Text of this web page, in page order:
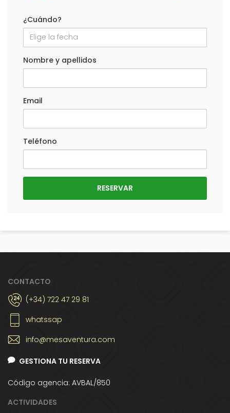
¿Cuándo?
Nombre y apellidos
Email
Teléfono
CONTACTO
(+34) 722 47 29 81
whatssap
info@mesaventura.com
GESTIONA TU RESERVA
Código agencia: AVBAL/850
ACTIVIDADES